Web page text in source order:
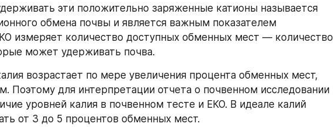
эти положительно заряженные катионы называется
обмена почвы и является важным показателем
измеряет количество доступных обменных мест — количество
может удерживать почва.
возрастает по мере увеличения процента обменных мест,
Поэтому для интерпретации отчета о почвенном исследовании
уровней калия в почвенном тесте и ЕКО. В идеале калий
от 3 до 5 процентов обменных мест.